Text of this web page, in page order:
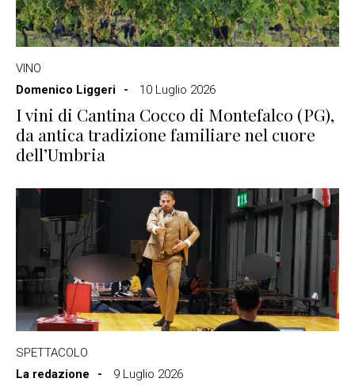
VINO
Domenico Liggeri
10 Luglio 2026
I vini di Cantina Cocco di Montefalco (PG),
da antica tradizione familiare nel cuore
dell’Umbria
SPETTACOLO
La redazione
9 Luglio 2026